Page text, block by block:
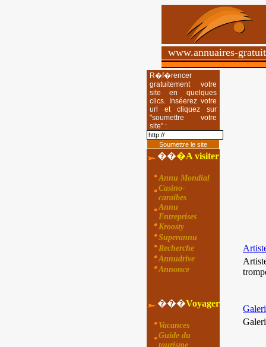
www.annuaires-
R�f�rencer
gratuitement votre
site en quelques
clics. Inséerez votre
url et cliquez sur
"soumettre votre
site" :
���A visiter
Annu Mondial
Casino-
caraibes
Annu
Entreprises
Kroosty
Superannu
Recherche
Annudrive
Annonce
���Voyager
Vacances
Guide du
tourisme